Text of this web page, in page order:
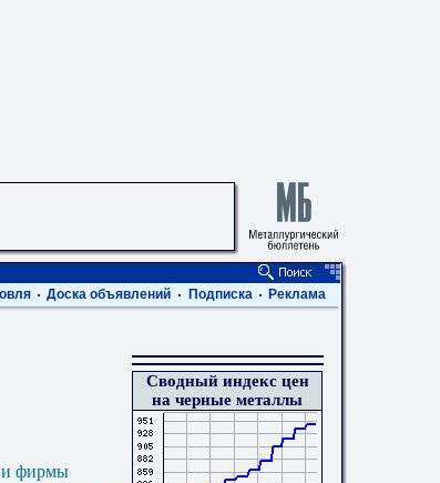
Доска объявлений Подписка Реклама
и фирмы
Сводный индекс цен
на черные металлы